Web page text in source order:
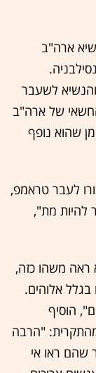
ארה"ב
לשעבר
של ארה"ב
שהוא נופף
לעבר טראמפ,
להיות מת",
ראה משהו כזה,
בגלל אלוהים.
הוסיף
"הרבה
שהם ראו אי